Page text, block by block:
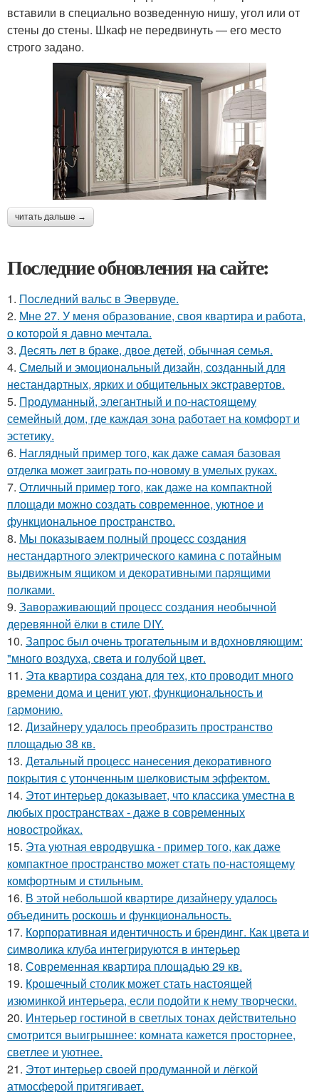
вставили в специально возведенную нишу, угол или от
стены до стены. Шкаф не передвинуть — его место
строго задано.
читать дальше →
Последние обновления на сайте:
1. Последний вальс в Эвервуде.
2. Мне 27. У меня образование, своя квартира и работа,
о которой я давно мечтала.
3. Десять лет в браке, двое детей, обычная семья.
4. Смелый и эмоциональный дизайн, созданный для
нестандартных, ярких и общительных экстравертов.
5. Продуманный, элегантный и по-настоящему
семейный дом, где каждая зона работает на комфорт и
эстетику.
6. Наглядный пример того, как даже самая базовая
отделка может заиграть по-новому в умелых руках.
7. Отличный пример того, как даже на компактной
площади можно создать современное, уютное и
функциональное пространство.
8. Мы показываем полный процесс создания
нестандартного электрического камина с потайным
выдвижным ящиком и декоративными парящими
полками.
9. Завораживающий процесс создания необычной
деревянной ёлки в стиле DIY.
10. Запрос был очень трогательным и вдохновляющим:
"много воздуха, света и голубой цвет.
11. Эта квартира создана для тех, кто проводит много
времени дома и ценит уют, функциональность и
гармонию.
12. Дизайнеру удалось преобразить пространство
площадью 38 кв.
13. Детальный процесс нанесения декоративного
покрытия с утонченным шелковистым эффектом.
14. Этот интерьер доказывает, что классика уместна в
любых пространствах - даже в современных
новостройках.
15. Эта уютная евродвушка - пример того, как даже
компактное пространство может стать по-настоящему
комфортным и стильным.
16. В этой небольшой квартире дизайнеру удалось
объединить роскошь и функциональность.
17. Корпоративная идентичность и брендинг. Как цвета и
символика клуба интегрируются в интерьер
18. Современная квартира площадью 29 кв.
19. Крошечный столик может стать настоящей
изюминкой интерьера, если подойти к нему творчески.
20. Интерьер гостиной в светлых тонах действительно
смотрится выигрышнее: комната кажется просторнее,
светлее и уютнее.
21. Этот интерьер своей продуманной и лёгкой
атмосферой притягивает.